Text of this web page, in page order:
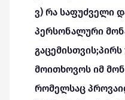
ვ) რა საფუძველი
პერსონალური
მოითხოვოს იმ
რომელსაც